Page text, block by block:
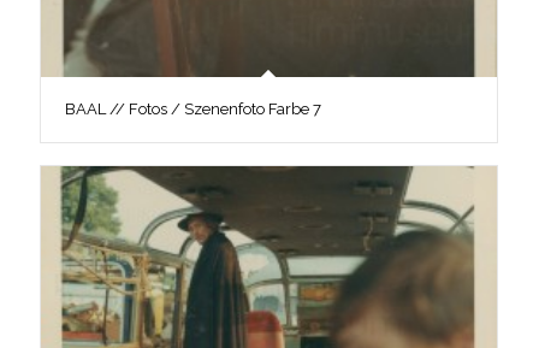
BAAL // Fotos / Szenenfoto Farbe 7